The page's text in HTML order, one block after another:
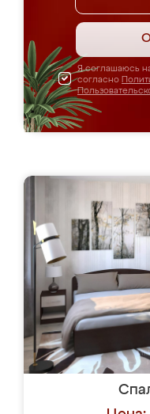
Я соглашаюсь
согласно